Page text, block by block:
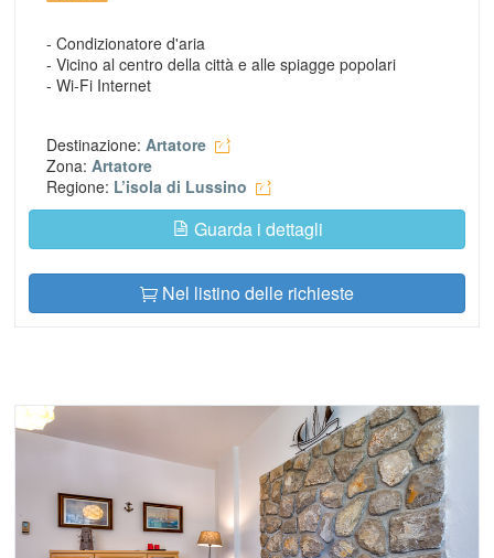
- Condizionatore d'aria
- Vicino al centro della città e alle spiagge popolari
- Wi-Fi Internet
Destinazione: Artatore
Zona: Artatore
Regione: L’isola di Lussino
Guarda i dettagli
Nel listino delle richieste